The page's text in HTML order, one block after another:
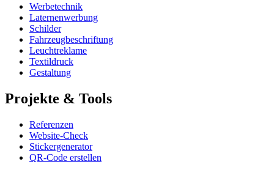
Werbetechnik
Laternenwerbung
Schilder
Fahrzeugbeschriftung
Leuchtreklame
Textildruck
Gestaltung
Projekte & Tools
Referenzen
Website-Check
Stickergenerator
QR-Code erstellen